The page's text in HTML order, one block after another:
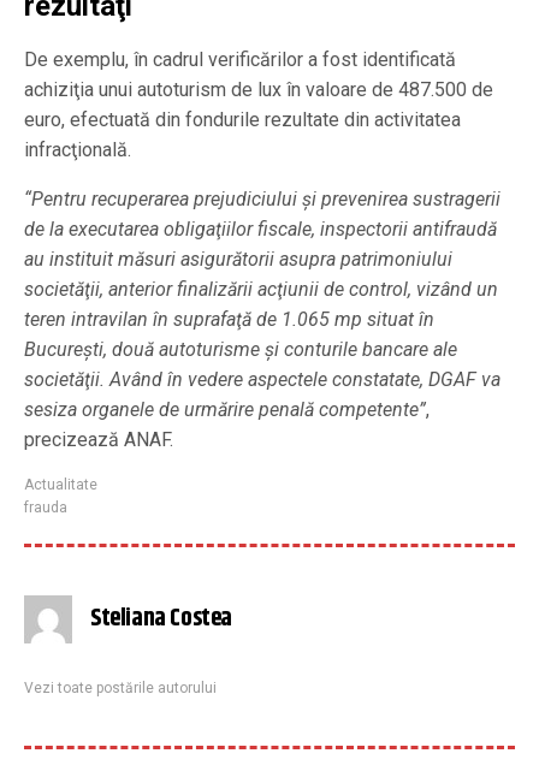
De exemplu, în cadrul verificărilor a fost identificată
achiziţia unui autoturism de lux în valoare de 487.500 de
euro, efectuată din fondurile rezultate din activitatea
infracţională.
“Pentru recuperarea prejudiciului şi prevenirea sustragerii
de la executarea obligaţiilor fiscale, inspectorii antifraudă
au instituit măsuri asigurătorii asupra patrimoniului
societăţii, anterior finalizării acţiunii de control, vizând un
teren intravilan în suprafaţă de 1.065 mp situat în
Bucureşti, două autoturisme şi conturile bancare ale
societăţii. Având în vedere aspectele constatate, DGAF va
sesiza organele de urmărire penală competente”,
precizează ANAF.
Actualitate
frauda
Steliana Costea
Vezi toate postările autorului